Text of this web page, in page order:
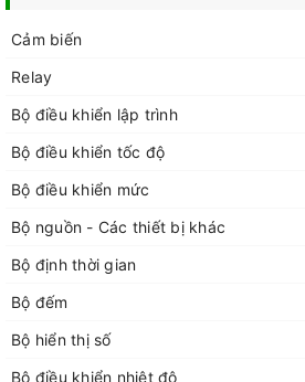
Cảm biến
Relay
Bộ điều khiển lập trình
Bộ điều khiển tốc độ
Bộ điều khiển mức
Bộ nguồn - Các thiết bị khác
Bộ định thời gian
Bộ đếm
Bộ hiển thị số
Bộ điều khiển nhiệt độ